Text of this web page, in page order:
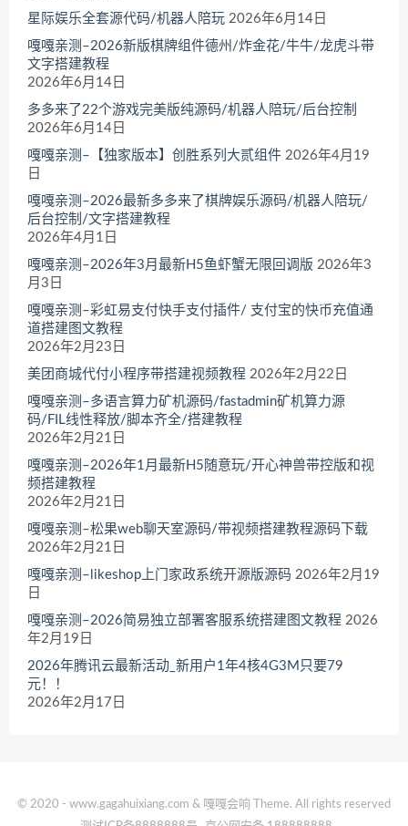
星际娱乐全套源代码/机器人陪玩 2026年6月14日
嘎嘎亲测–2026新版棋牌组件德州/炸金花/牛牛/龙虎斗带
文字搭建教程
2026年6月14日
多多来了22个游戏完美版纯源码/机器人陪玩/后台控制
2026年6月14日
嘎嘎亲测–【独家版本】创胜系列大贰组件 2026年4月19
日
嘎嘎亲测–2026最新多多来了棋牌娱乐源码/机器人陪玩/
后台控制/文字搭建教程
2026年4月1日
嘎嘎亲测–2026年3月最新H5鱼虾蟹无限回调版 2026年3
月3日
嘎嘎亲测–彩虹易支付快手支付插件/ 支付宝的快币充值通
道搭建图文教程
2026年2月23日
美团商城代付小程序带搭建视频教程 2026年2月22日
嘎嘎亲测–多语言算力矿机源码/fastadmin矿机算力源
码/FIL线性释放/脚本齐全/搭建教程
2026年2月21日
嘎嘎亲测–2026年1月最新H5随意玩/开心神兽带控版和视
频搭建教程
2026年2月21日
嘎嘎亲测–松果web聊天室源码/带视频搭建教程源码下载
2026年2月21日
嘎嘎亲测–likeshop上门家政系统开源版源码 2026年2月19
日
嘎嘎亲测–2026简易独立部署客服系统搭建图文教程 2026
年2月19日
2026年腾讯云最新活动_新用户1年4核4G3M只要79
元！！
2026年2月17日
© 2020 - www.gagahuixiang.com & 嘎嘎会响 Theme. All rights reserved